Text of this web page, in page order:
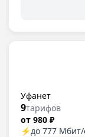
Уфанет
9тарифов
от 980 ₽
⚡до 777 Мбит/